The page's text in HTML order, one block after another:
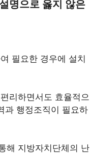
명으로 옳지 않은
필요한 경우에 설치
리하면서도 효율적으
과 행정조직이 필요하
지방자치단체의 난